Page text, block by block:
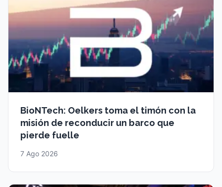
BioNTech: Oelkers toma el timón con la
misión de reconducir un barco que
pierde fuelle
7 Ago 2026